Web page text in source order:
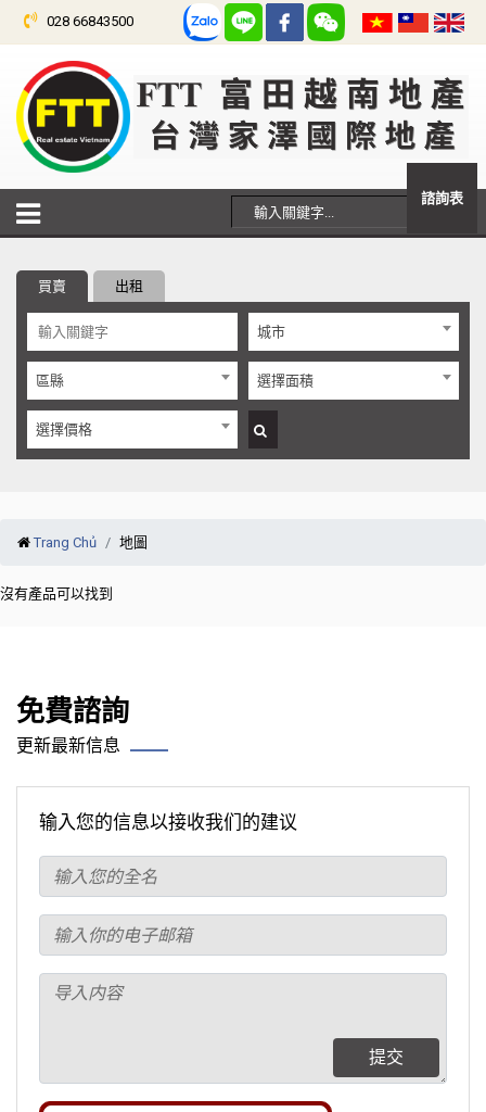
028 66843500
買賣 出租
城市
區縣 選擇面積
選擇價格
Trang Chủ 地圖
沒有產品可以找到
免費諮詢
更新最新信息
输入您的信息以接收我们的建议
提交
諮詢表